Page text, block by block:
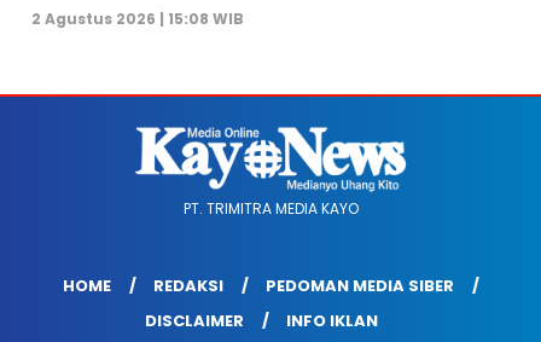
2 Agustus 2026 | 15:08 WIB
PT. TRIMITRA MEDIA KAYO
HOME REDAKSI
PEDOMAN MEDIA SIBER
DISCLAIMER
INFO IKLAN